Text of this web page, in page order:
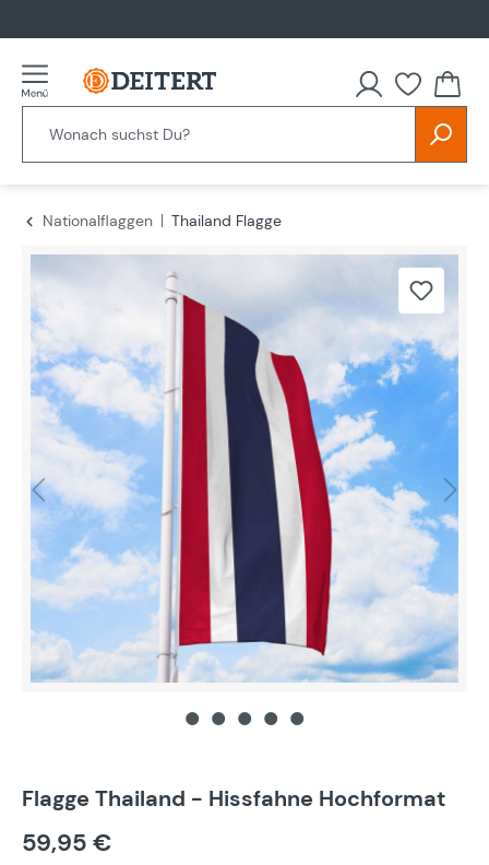
Nationalflaggen
Thailand Flagge
Bildergalerie überspringen
Flagge Thailand - Hissfahne Hochformat
59,95 €